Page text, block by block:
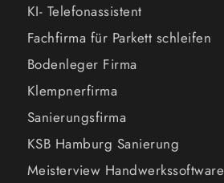
KI- Telefonassistent
Fachfirma für Parkett schleifen
Bodenleger Firma
Klempnerfirma
Sanierungsfirma
KSB Hamburg Sanierung
Meisterview Handwerkssoftware